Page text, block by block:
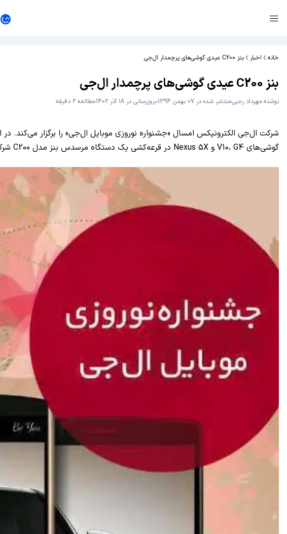
خانه اخبار بنز C200 عیدی گوشی‌های پرچمدار ال‌جی
بنز C200 عیدی گوشی‌های پرچمدار ال‌جی
نوشته مهرداد رجبیمنتشر شده در 07 بهمن 1394 بروزرسانی در 18 آذر 1402
مطالعه 2 دقیقه
گوشی‌های V10، G4 و Nexus 5X در قرعه‌کشی یک دستگاه مرسدس بنز مدل C200 شرکت می‌کنند.